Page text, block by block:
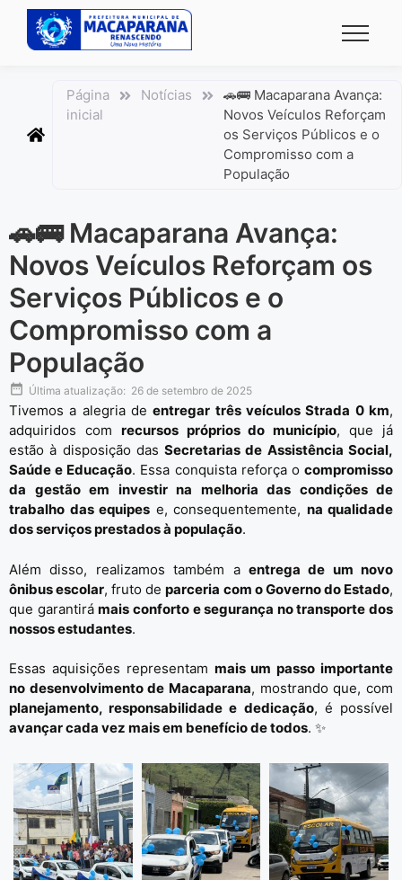
conteúdo
Página
inicial
Notícias
🚗🚌 Macaparana Avança:
Novos Veículos Reforçam
os Serviços Públicos e o
Compromisso com a
População
🚗🚌 Macaparana Avança:
Novos Veículos Reforçam os
Serviços Públicos e o
Compromisso com a
População
Última atualização: 26 de setembro de 2025
Tivemos a alegria deentregar três veículos Strada 0 km,
adquiridos com recursos próprios do município, que já
estão à disposição dasSecretarias de Assistência Social,
Saúde e Educação. Essa conquista reforça ocompromisso
da gestão em investir na melhoria das condições de
trabalho das equipes e, consequentemente, na qualidade
dos serviços prestados à população.
Além disso, realizamos também a entrega de um novo
ônibus escolar, fruto deparceria com o Governo do Estado,
que garantirámais conforto e segurança no transporte dos
nossos estudantes.
Essas aquisições representam mais um passo importante
no desenvolvimento de Macaparana, mostrando que, com
planejamento, responsabilidade e dedicação, é possível
avançar cada vez mais em benefício de todos. ✨